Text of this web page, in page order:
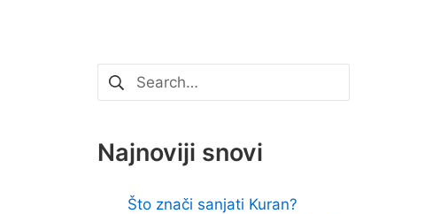
Pretraži:
Najnoviji snovi
Što znači sanjati Kuran?